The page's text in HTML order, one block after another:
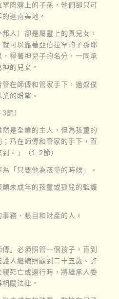
肉體上的子孫，他們卻只可
迦南美地。
人）卻是屬靈上的真兒女，
可以靠著亞伯拉罕的子孫耶
得著神兒子的名分，一同承
的兒女。
在師傅和管家手下，過奴僕
的盼望。
節）
然是全業的主人，但為孩童的
乃在師傅和管家的手下，直
。」（1-2節）
為「只要他為孩童的時候」。
顧未成年的孩童或孤兒的監護
務、賬目和財產的人。
」必須照管一個孩子，直到
人繼續照顧到二十五歲。許
死亡或遠行時，將繼承人委
關法律。